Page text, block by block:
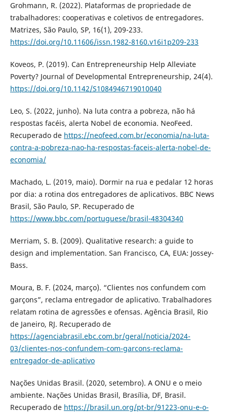
Grohmann, R. (2022). Plataformas de propriedade de
trabalhadores: cooperativas e coletivos de entregadores.
Matrizes, São Paulo, SP, 16(1), 209-233.
https://doi.org/10.11606/issn.1982-8160.v16i1p209-233
Koveos, P. (2019). Can Entrepreneurship Help Alleviate
Poverty? Journal of Developmental Entrepreneurship, 24(4).
https://doi.org/10.1142/S1084946719010040
Leo, S. (2022, junho). Na luta contra a pobreza, não há
respostas facéis, alerta Nobel de economia. NeoFeed.
Recuperado de https://neofeed.com.br/economia/na-luta-
contra-a-pobreza-nao-ha-respostas-faceis-alerta-nobel-de-
economia/
Machado, L. (2019, maio). Dormir na rua e pedalar 12 horas
por dia: a rotina dos entregadores de aplicativos. BBC News
Brasil, São Paulo, SP. Recuperado de
https://www.bbc.com/portuguese/brasil-48304340
Merriam, S. B. (2009). Qualitative research: a guide to
design and implementation. San Francisco, CA, EUA: Jossey-
Bass.
Moura, B. F. (2024, março). “Clientes nos confundem com
garçons”, reclama entregador de aplicativo. Trabalhadores
relatam rotina de agressões e ofensas. Agência Brasil, Rio
de Janeiro, RJ. Recuperado de
https://agenciabrasil.ebc.com.br/geral/noticia/2024-
03/clientes-nos-confundem-com-garcons-reclama-
entregador-de-aplicativo
Nações Unidas Brasil. (2020, setembro). A ONU e o meio
ambiente. Nações Unidas Brasil, Brasília, DF, Brasil.
Recuperado de https://brasil.un.org/pt-br/91223-onu-e-o-